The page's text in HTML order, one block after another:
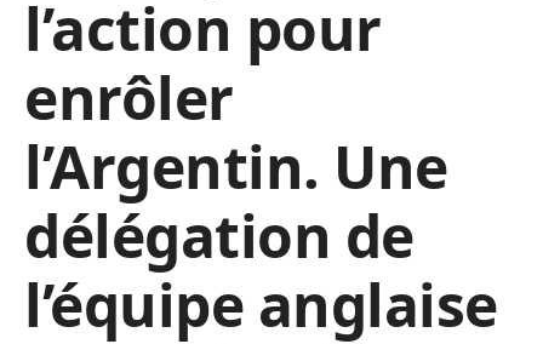
l’action pour
enrôler
l’Argentin. Une
délégation de
l’équipe anglaise